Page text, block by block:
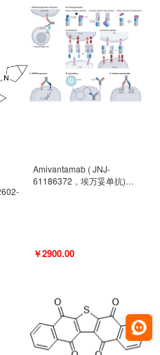
Amivantamab ( JNJ-
61186372，埃万妥单抗)
￥2900.00